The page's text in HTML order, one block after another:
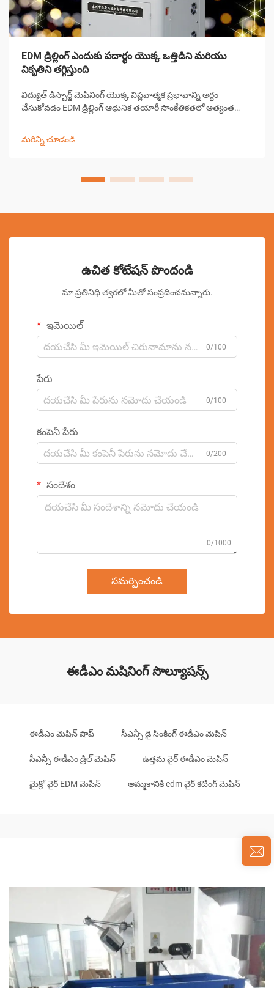
EDM డ్రిల్లింగ్ ఎందుకు పదార్థం యొక్క ఒత్తిడిని మరియు
వికృతిని తగ్గిస్తుంది
విద్యుత్ డిస్చార్జ్ మెషినింగ్ యొక్క విప్లవాత్మక ప్రభావాన్ని అర్థం
చేసుకోవడం EDM డ్రిల్లింగ్ ఆధునిక తయారీ సాంకేతికతలో అత్యంత
మరిన్ని చూడండి
ఉచిత కోటేషన్ పొందండి
మా ప్రతినిధి త్వరలో మీతో సంప్రదించనున్నారు.
ఇమెయిల్
0/100
పేరు
0/100
కంపెనీ పేరు
0/200
సందేశం
0/1000
సమర్పించండి
ఈడీఎం మషినింగ్ సొల్యూషన్స్
ఈడీఎం మెషిన్ షాప్ సీఎన్సీ డై సింకింగ్ ఈడీఎం మెషిన్
సీఎన్సీ ఈడీఎం డ్రిల్ మెషిన్ ఉత్తమ వైర్ ఈడీఎం మెషిన్
మైక్రో వైర్ EDM మెషీన్ అమ్మకానికి edm వైర్ కటింగ్ మెషిన్